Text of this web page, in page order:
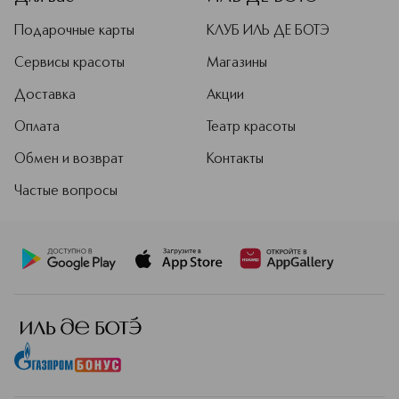
Подарочные карты
Сервисы красоты
Доставка
Оплата
Обмен и возврат
Частые вопросы
КЛУБ ИЛЬ ДЕ БОТЭ
Магазины
Акции
Театр красоты
Контакты